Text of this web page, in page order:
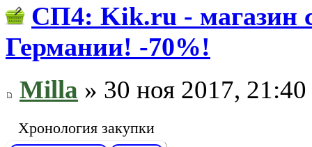
СП4: Kik.ru - магазин
Германии! -70%!
Milla » 30 ноя 2017, 21:40
Хронология закупки